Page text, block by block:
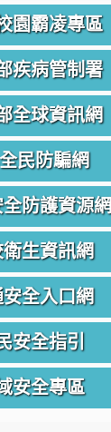
園霸凌專區
疾病管制署
全球資訊網
民防騙網
防護資源網
生資訊網
全入口網
安全指引
安全專區